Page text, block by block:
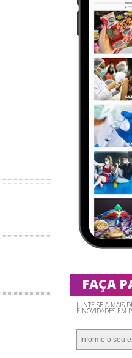
FAÇA
JUNTE-SE A MAIS
E NOVIDADES EM